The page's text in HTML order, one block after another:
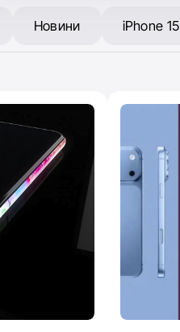
Новини iPhone 15